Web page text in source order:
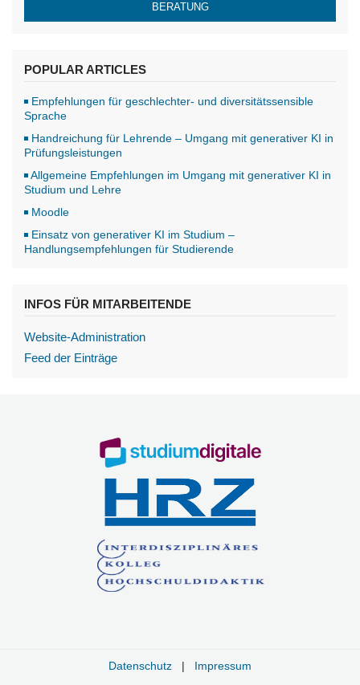
BERATUNG
POPULAR ARTICLES
Empfehlungen für geschlechter- und diversitätssensible
Sprache
Handreichung für Lehrende – Umgang mit generativer KI in
Prüfungsleistungen
Allgemeine Empfehlungen im Umgang mit generativer KI in
Studium und Lehre
Moodle
Einsatz von generativer KI im Studium –
Handlungsempfehlungen für Studierende
INFOS FÜR MITARBEITENDE
Website-Administration
Feed der Einträge
Datenschutz | Impressum